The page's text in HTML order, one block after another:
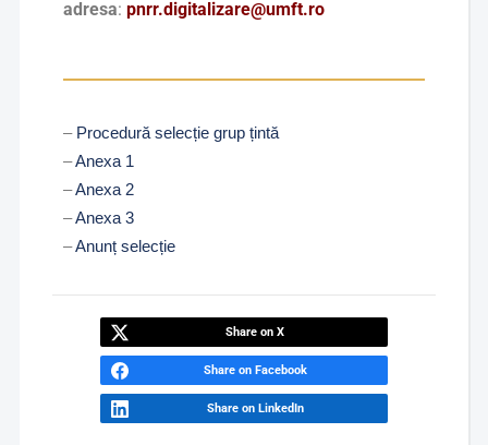
adresa: pnrr.digitalizare@umft.ro
– Procedură selecție grup țintă
–Anexa 1
–Anexa 2
–Anexa 3
–Anunț selecție
Share on X
Share on Facebook
Share on LinkedIn